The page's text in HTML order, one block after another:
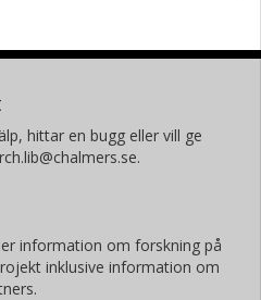
hittar en bugg eller vill ge
information om forskning på
inklusive information om